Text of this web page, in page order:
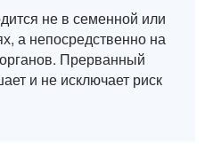
не в семенной или
а непосредственно на
Прерванный
и не исключает риск